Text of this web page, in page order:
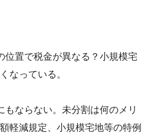
合、
位置で税金が異なる？小規模宅
なっている。
もならない。未分割は何のメリ
軽減規定、小規模宅地等の特例